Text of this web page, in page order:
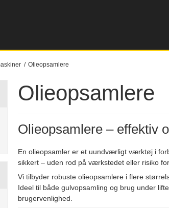
/ Olieopsamlere
Olieopsamlere
Olieopsamlere – effektiv
En olieopsamler er et uundværligt værktøj i
sikkert – uden rod på værkstedet eller risiko
Vi tilbyder robuste olieopsamlere i flere
Ideel til både gulvopsamling og brug under
brugervenlighed.